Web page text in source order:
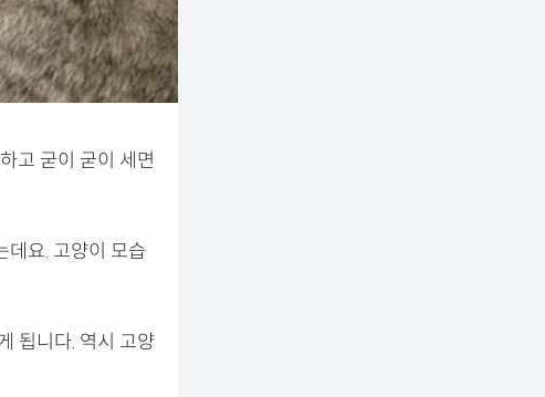
고 굳이 굳이 세면
데요. 고양이 모습
됩니다. 역시 고양